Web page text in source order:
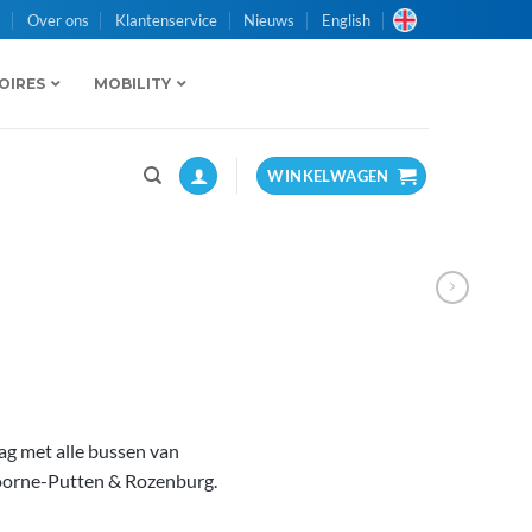
Over ons Klantenservice Nieuws English
MOBILITY
WINKELWAGEN
met alle bussen van
Putten & Rozenburg.